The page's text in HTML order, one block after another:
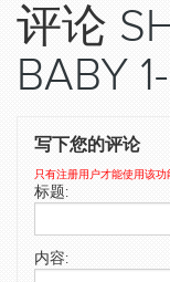
SWIM CAP
CUSTOM DESIGN
评论
BABY
写下您的评论
只有注册用户才能使用该功
标题:
内容: